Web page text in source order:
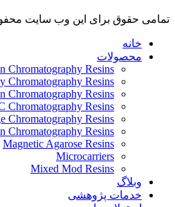
تمامی حقوق برای این وب سایت
خانه
محصولات
Chromatography Resins
Chromatography Resins
Chromatography Resins
Chromatography Resins
Chromatography Resins
Chromatography Resins
Magnetic Agarose Resins
Microcarriers
Mixed Mod Resins
وبلاگ
خدمات پژوهشی